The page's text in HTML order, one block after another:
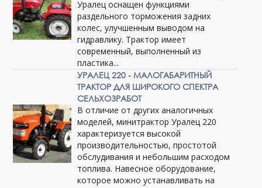
Уралец оснащен функциями
раздельного торможения задних
колес, улучшенным выводом на
гидравлику. Трактор имеет
современный, выполненный из
пластика...
УРАЛЕЦ 220 - МАЛОГАБАРИТНЫЙ
ТРАКТОР ДЛЯ ШИРОКОГО СПЕКТРА
СЕЛЬХОЗРАБОТ
В отличие от других аналогичных
моделей, минитрактор Уралец 220
характеризуется высокой
производительностью, простотой
обслудивания и небольшим расходом
топлива. Навесное оборудование,
которое можно устанавливать на